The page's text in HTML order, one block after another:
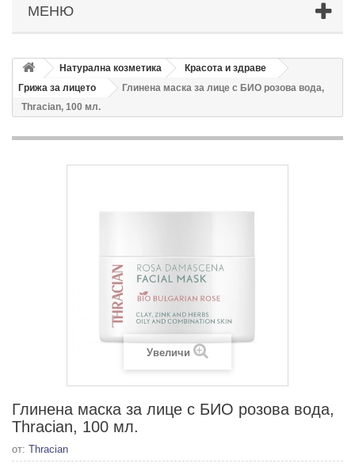
МЕНЮ
Натурална козметика
Красота и здраве
Грижа за лицето
Глинена маска за лице с БИО розова вода,
Thracian, 100 мл.
Увеличи
Глинена маска за лице с БИО розова вода,
Thracian, 100 мл.
от: Thracian